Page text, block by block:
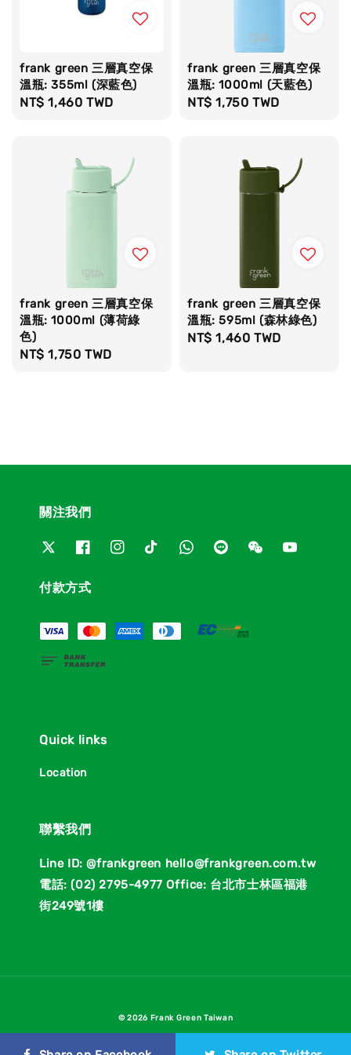
frank green 三層真空保
溫瓶: 355ml (深藍色)
Regular
NT$ 1,460 TWD
frank green 三層真空保
溫瓶: 1000ml (天藍色)
Regular
NT$ 1,750 TWD
frank green 三層真空保
溫瓶: 1000ml (薄荷綠
色)
Regular
NT$ 1,750 TWD
frank green 三層真空保
溫瓶: 595ml (森林綠色)
Regular
NT$ 1,460 TWD
關注我們
付款方式
Quick links
Location
聯繫我們
Line ID: @frankgreen hello@frankgreen.com.tw
電話: (02) 2795-4977 Office: 台北市士林區福港
街249號1樓
© 2026 Frank Green Taiwan